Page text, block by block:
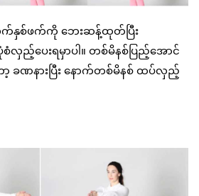
က်နှစ်ဖက်ကို ဘေးဆန့်ထုတ်ပြီး
လှည့်ပေးရမှာပါ။ တစ်မိနစ်ပြည့်အောင်
ာ့ ခဏနားပြီး နောက်တစ်မိနစ် ထပ်လှည့်